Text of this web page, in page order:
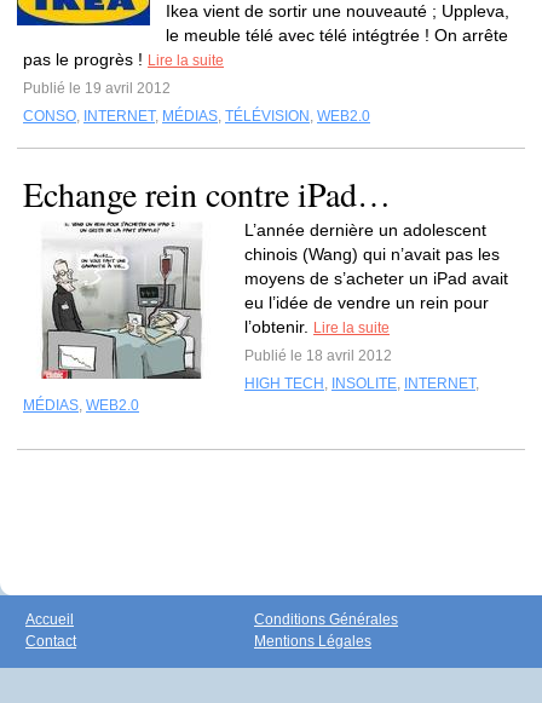
Ikea vient de sortir une nouveauté ; Uppleva,
le meuble télé avec télé intégtrée ! On arrête
pas le progrès ! Lire la suite
Publié le 19 avril 2012
CONSO, INTERNET, MÉDIAS, TÉLÉVISION , WEB2.0
Echange rein contre iPad…
L’année dernière un adolescent
chinois (Wang) qui n’avait pas les
moyens de s’acheter un iPad avait
eu l’idée de vendre un rein pour
l’obtenir.
Lire la suite
Publié le 18 avril 2012
HIGH TECH , INSOLITE, INTERNET,
MÉDIAS, WEB2.0
Accueil
Contact
Conditions Générales
Mentions Légales